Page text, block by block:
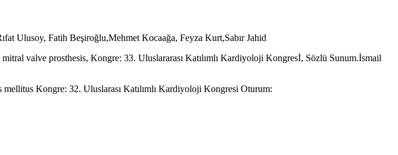
Ulusoy, Fatih Beşiroğlu,Mehmet Kocaağa, Feyza Kurt,Sabır Jahid
valve prosthesis, Kongre: 33. Uluslararası Katılımlı Kardiyoloji Kongresİ, Sözlü Sunum.İsmail
Kongre: 32. Uluslarası Katılımlı Kardiyoloji Kongresi Oturum: